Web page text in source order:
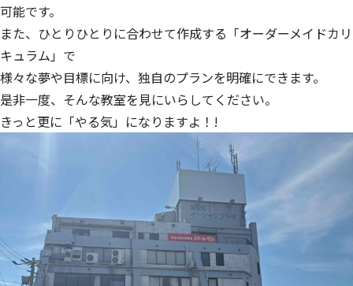
可能です。
また、ひとりひとりに合わせて作成する「オーダーメイドカリ
キュラム」で
様々な夢や目標に向け、独自のプランを明確にできます。
是非一度、そんな教室を見にいらしてください。
きっと更に「やる気」になりますよ！!